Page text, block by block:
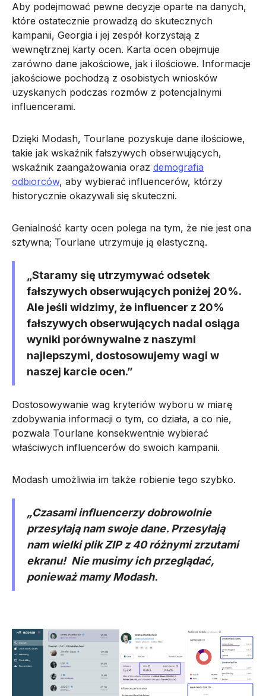
Aby podejmować pewne decyzje oparte na danych,
które ostatecznie prowadzą do skutecznych
kampanii, Georgia i jej zespół korzystają z
wewnętrznej karty ocen. Karta ocen obejmuje
zarówno dane jakościowe, jak i ilościowe. Informacje
jakościowe pochodzą z osobistych wniosków
uzyskanych podczas rozmów z potencjalnymi
influencerami.
Dzięki Modash, Tourlane pozyskuje dane ilościowe,
takie jak wskaźnik fałszywych obserwujących,
wskaźnik zaangażowania oraz demografia
odbiorców, aby wybierać influencerów, którzy
historycznie okazywali się skuteczni.
Genialność karty ocen polega na tym, że nie jest ona
sztywna; Tourlane utrzymuje ją elastyczną.
„Staramy się utrzymywać odsetek
fałszywych obserwujących poniżej 20%.
Ale jeśli widzimy, że influencer z 20%
fałszywych obserwujących nadal osiąga
wyniki porównywalne z naszymi
najlepszymi, dostosowujemy wagi w
naszej karcie ocen.”
Dostosowywanie wag kryteriów wyboru w miarę
zdobywania informacji o tym, co działa, a co nie,
pozwala Tourlane konsekwentnie wybierać
właściwych influencerów do swoich kampanii.
Modash umożliwia im także robienie tego szybko.
„Czasami influencerzy dobrowolnie
przesyłają nam swoje dane. Przesyłają
nam wielki plik ZIP z 40 różnymi zrzutami
ekranu! Nie musimy ich przeglądać,
ponieważ mamy Modash.